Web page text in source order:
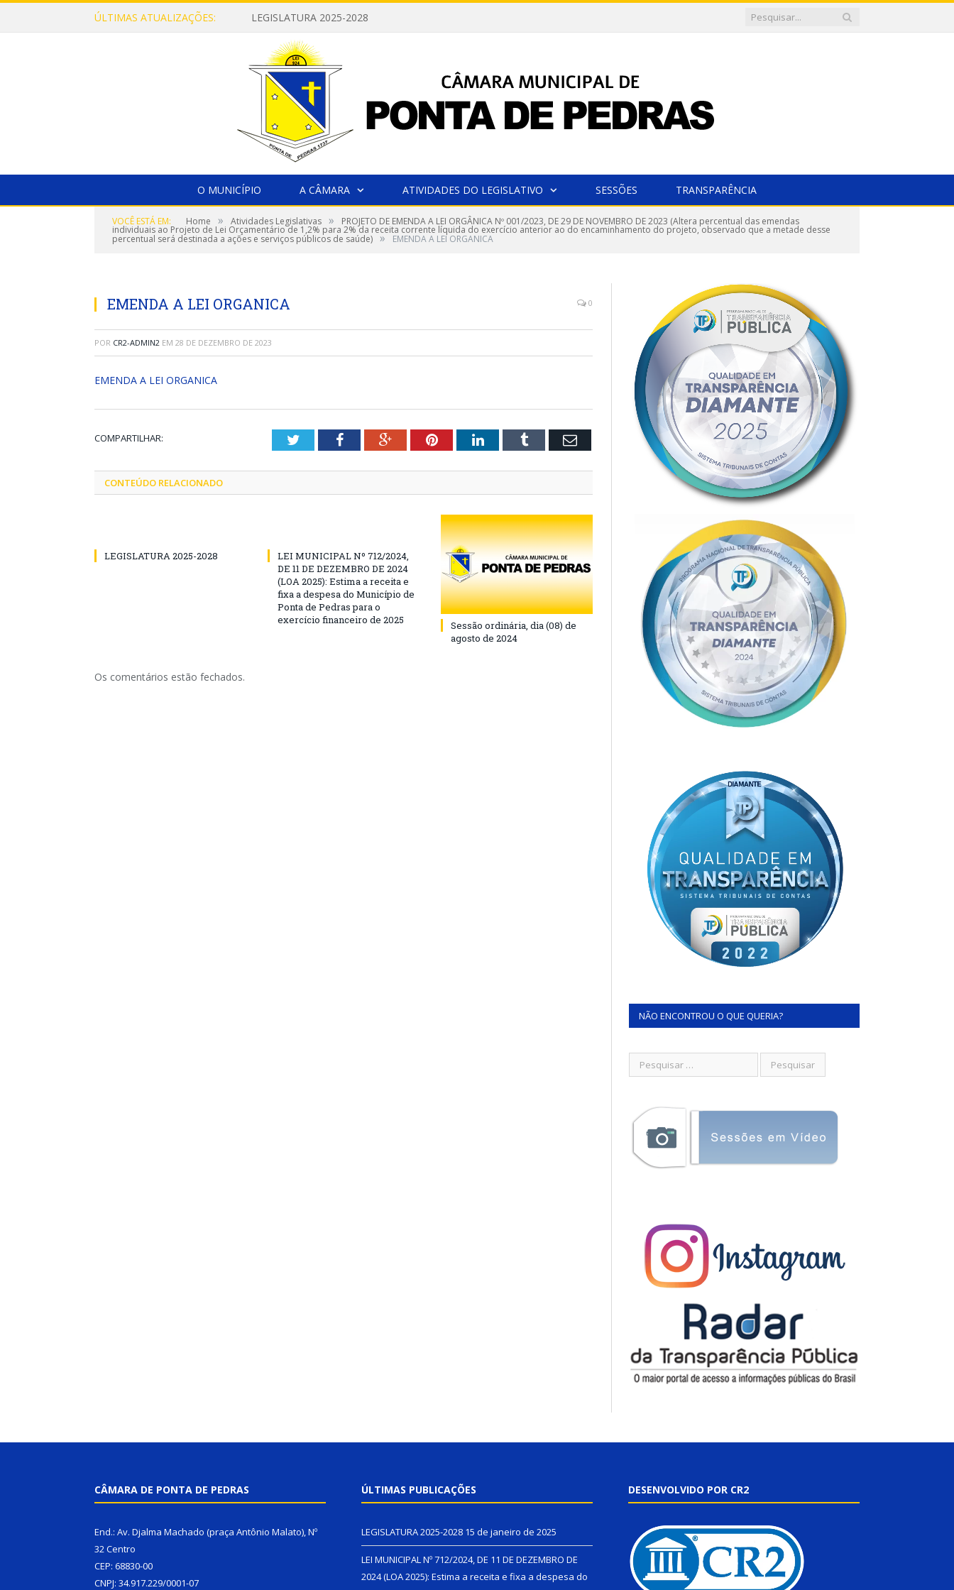
ÚLTIMAS ATUALIZAÇÕES: LEGISLATURA 2025-2028
O MUNICÍPIO A CÂMARA ATIVIDADES DO LEGISLATIVO SESSÕES TRANSPARÊNCIA
VOCÊ ESTÁ EM: Home » Atividades Legislativas » PROJETO DE EMENDA A LEI ORGÂNICA Nº 001/2023, DE 29 DE NOVEMBRO DE 2023 (Altera percentual das emendas
individuais ao Projeto de Lei Orçamentário de 1,2% para 2% da receita corrente líquida do exercício anterior ao do encaminhamento do projeto, observado que a metade desse
percentual será destinada a ações e serviços públicos de saúde) » EMENDA A LEI ORGANICA
EMENDA A LEI ORGANICA 0
POR CR2-ADMIN2 EM 28 DE DEZEMBRO DE 2023
EMENDA A LEI ORGANICA
COMPARTILHAR: TwitterFacebookGoogle+PinterestLinkedInTumblr Email
CONTEÚDO RELACIONADO
LEGISLATURA 2025-2028
LEI MUNICIPAL Nº 712/2024,
DE 11 DE DEZEMBRO DE 2024
(LOA 2025): Estima a receita e
fixa a despesa do Município de
Ponta de Pedras para o
exercício financeiro de 2025
Sessão ordinária, dia (08) de
agosto de 2024
Os comentários estão fechados.
NÃO ENCONTROU O QUE QUERIA?
CÂMARA DE PONTA DE PEDRAS
End.: Av. Djalma Machado (praça Antônio Malato), Nº
32 Centro
CEP: 68830-00
CNPJ: 34.917.229/0001-07
ÚLTIMAS PUBLICAÇÕES
LEGISLATURA 2025-2028 15 de janeiro de 2025
LEI MUNICIPAL Nº 712/2024, DE 11 DE DEZEMBRO DE
2024 (LOA 2025): Estima a receita e fixa a despesa do
DESENVOLVIDO POR CR2